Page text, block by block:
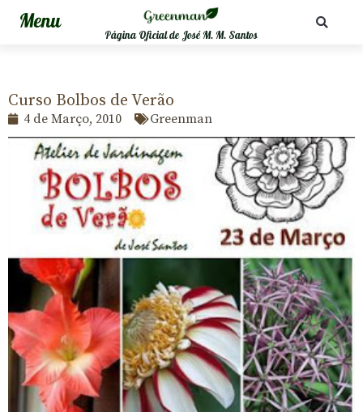
Página Oficial de José M. M. Santos
Curso Bolbos de Verão
4 de Março, 2010 Greenman